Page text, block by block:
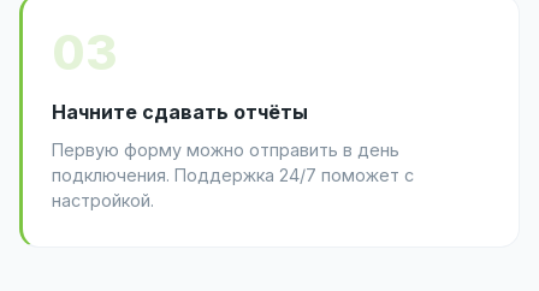
03
Начните сдавать отчёты
Первую форму можно отправить в день
подключения. Поддержка 24/7 поможет с
настройкой.